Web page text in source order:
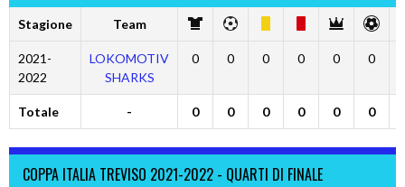
Stagione Team
2021-
2022
LOKOMOTIV
SHARKS
0 0 0 0 0 0
Totale - 0 0 0 0 0 0
COPPA ITALIA TREVISO 2021-2022 - QUARTI DI FINALE